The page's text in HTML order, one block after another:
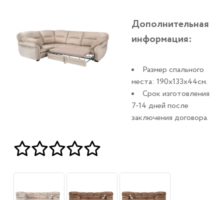
Дополнительная
информация:
Размер спального
места: 190х133х44см.
Срок изготовления
7-14 дней после
заключения договора.